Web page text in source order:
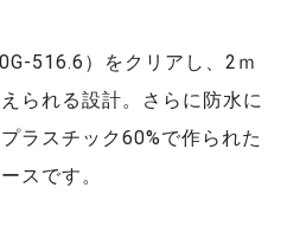
516.6）をクリアし、2ｍ
られる設計。さらに防水に
ラスチック60%で作られた
スです。